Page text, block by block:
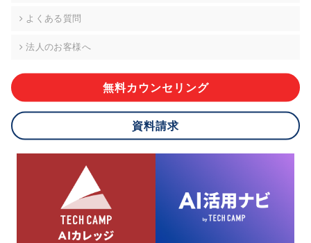
株式会社div 個人情報問合せ窓口
メールアドレス:privacy_policy@di-v.co.jp
ご本人様が当社に個人情報を提供されるかどうかは任意による
応ができない場合があります。
8.cookieにより取得・分析した情報とその利用について
当社は第三者が運営するデータ・マネジメント・プラットフォ
ームからcookieにより収集されたウェブの閲覧機歴及びその分
析結果を取得し、これをお客様の個人データと結びつけた上
で、広告配信等の目的で利用いたします。
よくある質問
法人のお客様へ
無料カウンセリング
資料請求